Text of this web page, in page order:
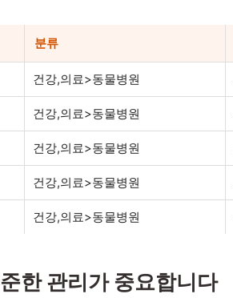
분류
건강,의료>동물병원
건강,의료>동물병원
건강,의료>동물병원
건강,의료>동물병원
건강,의료>동물병원
한 관리가 중요합니다